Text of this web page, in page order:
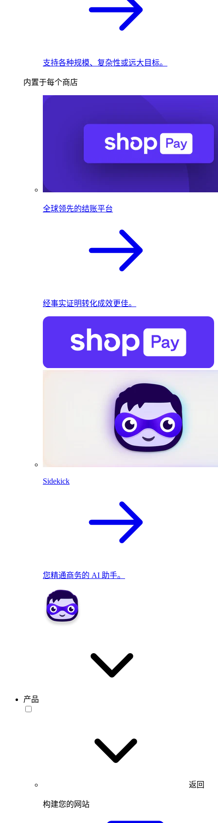
支持各种规模、复杂性或远大目标。
内置于每个商店
全球领先的结账平台
经事实证明转化成效更佳。
Sidekick
您精通商务的 AI 助手。
产品
返回
构建您的网站